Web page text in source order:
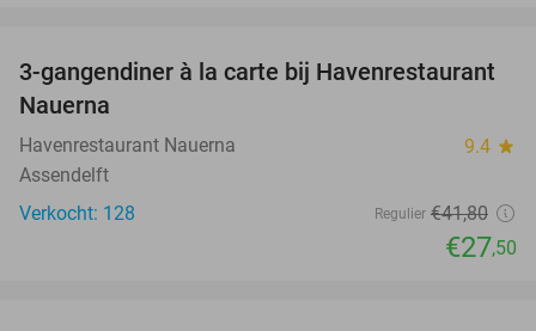
34%
3-gangendiner à la carte bij Havenrestaurant
Nauerna
Havenrestaurant Nauerna 9.4 star
Assendelft
Verkocht: 128
Regulier €41,80
€27,50